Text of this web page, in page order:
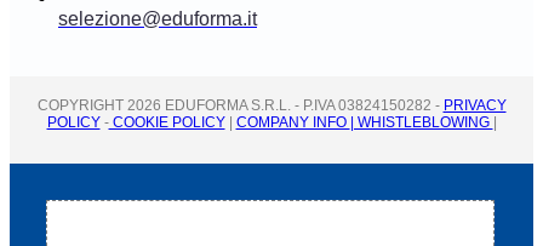
selezione@eduforma.it
COPYRIGHT 2026 EDUFORMA S.R.L. - P.IVA 03824150282 - PRIVACY
POLICY-COOKIE POLICY| COMPANY INFO | WHISTLEBLOWING